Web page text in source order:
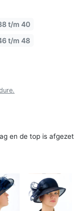
t/m 40
t/m 48
en de top is afgezet